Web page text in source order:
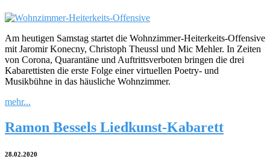
Am heutigen Samstag startet die Wohnzimmer-Heiterkeits-Offensive
mit Jaromir Konecny, Christoph Theussl und Mic Mehler. In Zeiten
von Corona, Quarantäne und Auftrittsverboten bringen die drei
Kabarettisten die erste Folge einer virtuellen Poetry- und
Musikbühne in das häusliche Wohnzimmer.
mehr...
Ramon Bessels Liedkunst-Kabarett
28.02.2020